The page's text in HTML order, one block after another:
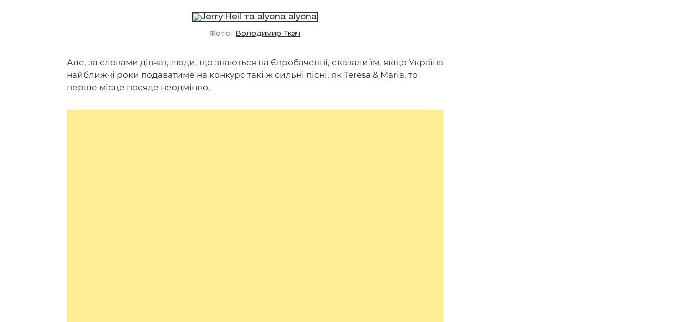
Фото: Володимир Ткач
Але, за словами дівчат, люди, що знаються на Євробаченні, сказали їм, якщо Україна
найближчі роки подаватиме на конкурс такі ж сильні пісні, як Teresa & Maria, то
перше місце посяде неодмінно.